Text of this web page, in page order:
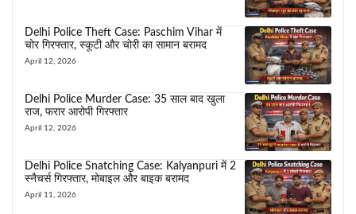
Delhi Police Theft Case: Paschim Vihar में
चोर गिरफ्तार, स्कूटी और चोरी का सामान बरामद
April 12, 2026
Delhi Police Murder Case: 35 साल बाद खुला
राज, फरार आरोपी गिरफ्तार
April 12, 2026
Delhi Police Snatching Case: Kalyanpuri में 2
स्नैचर्स गिरफ्तार, मोबाइल और बाइक बरामद
April 11, 2026